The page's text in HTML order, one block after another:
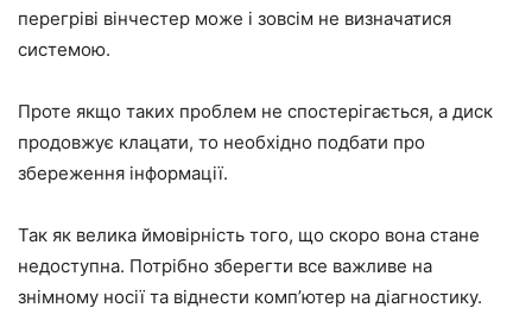
перегріві вінчестер може і зовсім не визначатися
системою.
Проте якщо таких проблем не спостерігається, а диск
продовжує клацати, то необхідно подбати про
збереження інформації.
Так як велика ймовірність того, що скоро вона стане
недоступна. Потрібно зберегти все важливе на
знімному носії та віднести комп’ютер на діагностику.